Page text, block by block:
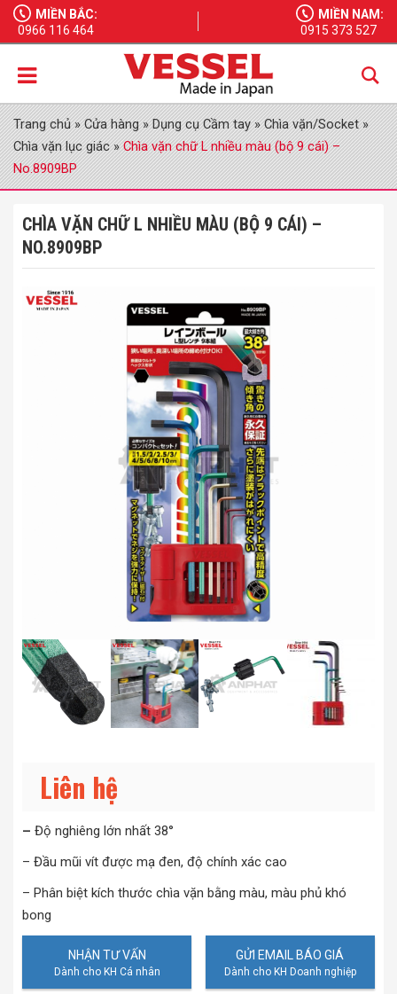
MIỀN BẮC:
0966 116 464
MIỀN NAM:
0915 373 527
Trang chủ»Cửa hàng»Dụng cụ Cầm tay»Chìa vặn/Socket»
Chìa vặn lục giác»Chìa vặn chữ L nhiều màu (bộ 9 cái) –
No.8909BP
CHÌA VẶN CHỮ L NHIỀU MÀU (BỘ 9 CÁI) –
NO.8909BP
Liên hệ
– Độ nghiêng lớn nhất 38°
– Đầu mũi vít được mạ đen, độ chính xác cao
– Phân biệt kích thước chìa vặn bằng màu, màu phủ khó
bong
NHẬN TƯ VẤN GỬI EMAIL BÁO GIÁ